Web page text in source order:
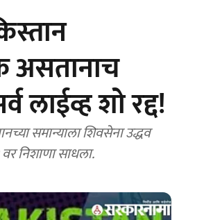
असतानाच
लाईव्ह शो रद्द!
समान्याला शिवसेना उद्धव
निशाणा साधला.